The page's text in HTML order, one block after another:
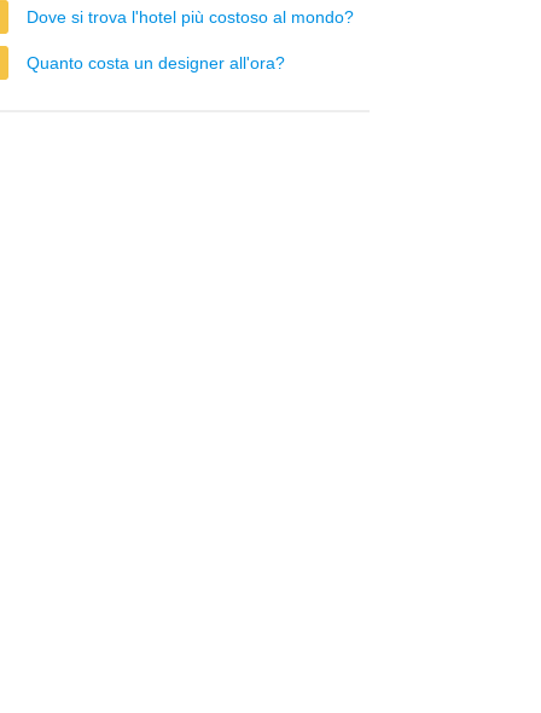
Dove si trova l'hotel più costoso al mondo?
Quanto costa un designer all'ora?